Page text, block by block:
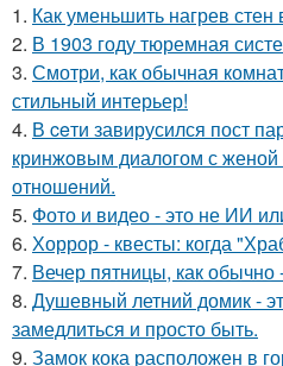
1. Как уменьшить нагрев
2. В 1903 году тюремная
3. Смотри, как обычная
стильный интерьер!
4. В ceти завирусился пост
кринжoвым диалогом с
отношeний.
5. Фото и видео - это не ИИ
6. Хоррор - квесты: когда
7. Вечер пятницы, как обычно
8. Душевный летний домик -
замедлиться и просто быть.
9. Замок кока расположен в